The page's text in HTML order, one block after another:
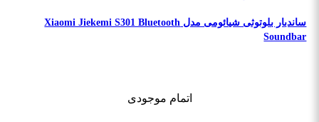
ساندبار بلوتوثی شیائومی مدل Xiaomi Jiekemi S301 Bluetooth
Soundbar
اتمام موجودی